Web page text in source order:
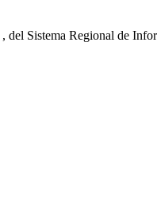
, del Sistema Regional de